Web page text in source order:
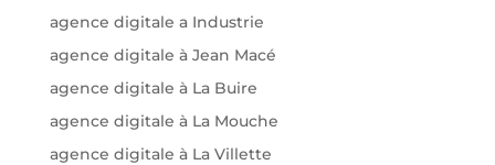
agence digitale a Industrie
agence digitale à Jean Macé
agence digitale à La Buire
agence digitale à La Mouche
agence digitale à La Villette